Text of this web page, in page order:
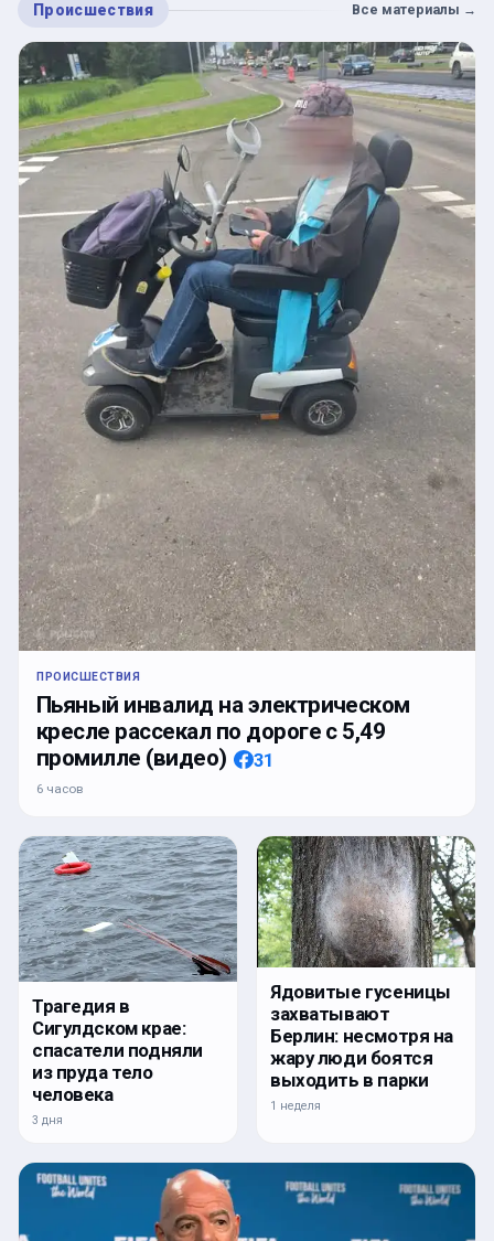
Происшествия Все материалы →
ПРОИСШЕСТВИЯ
Пьяный инвалид на электрическом
кресле рассекал по дороге с 5,49
промилле (видео)
31
6 часов
Трагедия в
Сигулдском крае:
спасатели подняли
из пруда тело
человека
3 дня
Ядовитые гусеницы
захватывают
Берлин: несмотря на
жару люди боятся
выходить в парки
1 неделя